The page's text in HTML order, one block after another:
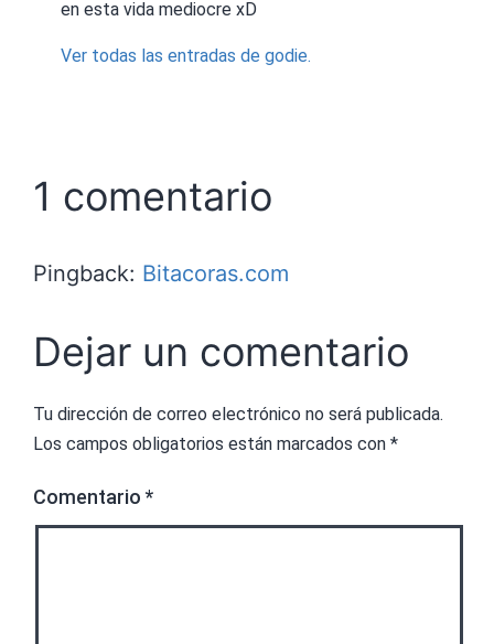
en esta vida mediocre xD
Ver todas las entradas de godie.
1 comentario
Pingback: Bitacoras.com
Dejar un comentario
Tu dirección de correo electrónico no será publicada.
Los campos obligatorios están marcados con *
Comentario *